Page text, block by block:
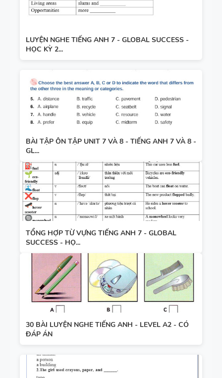
LUYỆN NGHE TIẾNG ANH 7 - GLOBAL SUCCESS -
HỌC KỲ 2...
BÀI TẬP ÔN TẬP UNIT 7 VÀ 8 - TIẾNG ANH 7 VÀ 8 -
GL...
TỔNG HỢP TỪ VỰNG TIẾNG ANH 7 - GLOBAL
SUCCESS - HỌ...
30 BÀI LUYỆN NGHE TIẾNG ANH - LEVEL A2 - CÓ
ĐÁP ÁN